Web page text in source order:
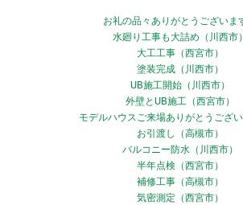
お礼の品々ありがとうございま
水廻り工事も大詰め（川西市）
大工工事（西宮市）
塗装完成（川西市）
UB施工開始（川西市）
外壁とUB施工（西宮市）
モデルハウスご来場ありがとうござい
お引渡し（高槻市）
バルコニー防水（川西市）
半年点検（西宮市）
補修工事（高槻市）
気密測定（西宮市）